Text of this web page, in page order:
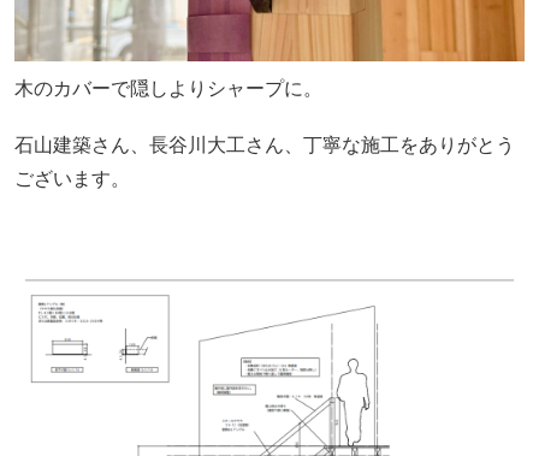
木のカバーで隠しよりシャープに。
石山建築さん、長谷川大工さん、丁寧な施工をありがとう
ございます。